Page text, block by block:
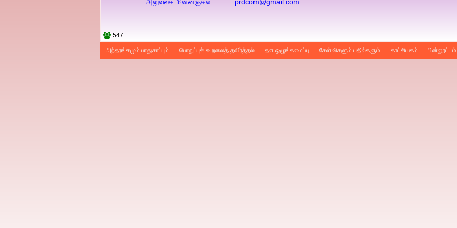
547
அந்தரங்கமும் பாதுகாப்பும் பொறுப்புக் கூறலைத் தவிர்த்தல் தள ஒழுங்கமைப்பு கேள்விகளும் பதில்களும் காட்சியகம் பின்னூட்டம்